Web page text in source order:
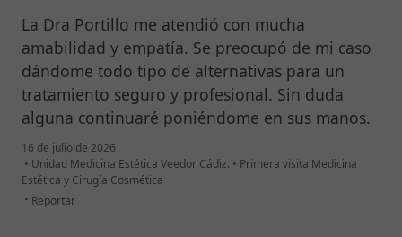
La Dra Portillo me atendió con mucha
amabilidad y empatía. Se preocupó de mi caso
dándome todo tipo de alternativas para un
tratamiento seguro y profesional. Sin duda
alguna continuaré poniéndome en sus manos.
16 de julio de 2026
• Unidad Medicina Estética Veedor Cádiz. • Primera visita Medicina
Estética y Cirugía Cosmética
• en opinión del usuario P.S
Reportar